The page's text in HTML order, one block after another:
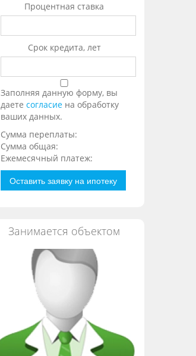
Процентная ставка
Срок кредита, лет
Заполняя данную форму, вы
даете согласие на обработку
ваших данных.
Сумма переплаты:
Сумма общая:
Ежемесячный платеж:
Оставить заявку на ипотеку
Занимается объектом